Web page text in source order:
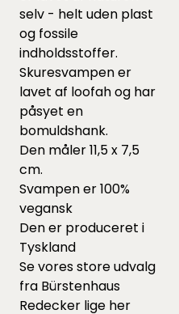
selv - helt uden plast
og fossile
indholdsstoffer.
Skuresvampen er
lavet af loofah og har
påsyet en
bomuldshank.
Den måler 11,5 x 7,5
cm.
Svampen er 100%
vegansk
Den er produceret i
Tyskland
Se vores store udvalg
fra Bürstenhaus
Redecker lige her